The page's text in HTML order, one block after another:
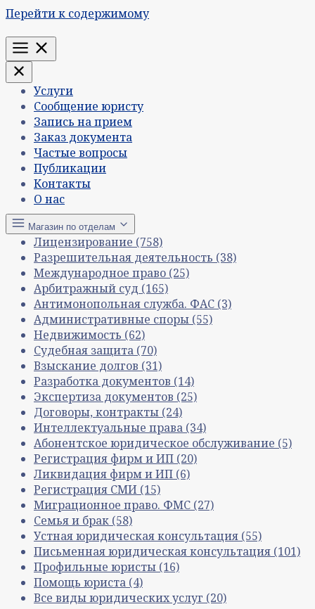
Перейти к содержимому
Меню
Услуги
Сообщение юристу
Запись на прием
Заказ документа
Частые вопросы
Публикации
Контакты
О нас
Магазин по отделам
Лицензирование (758)
Разрешительная деятельность (38)
Международное право (25)
Арбитражный суд (165)
Антимонопольная служба. ФАС (3)
Административные споры (55)
Недвижимость (62)
Судебная защита (70)
Взыскание долгов (31)
Разработка документов (14)
Экспертиза документов (25)
Договоры, контракты (24)
Интеллектуальные права (34)
Абонентское юридическое обслуживание (5)
Регистрация фирм и ИП (20)
Ликвидация фирм и ИП (6)
Регистрация СМИ (15)
Миграционное право. ФМС (27)
Семья и брак (58)
Устная юридическая консультация (55)
Письменная юридическая консультация (101)
Профильные юристы (16)
Помощь юриста (4)
Все виды юридических услуг (20)